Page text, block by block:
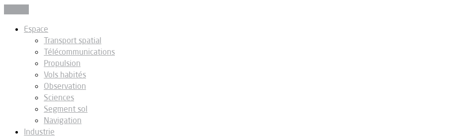
Espace
Transport spatial
Télécommunications
Propulsion
Vols habités
Observation
Sciences
Segment sol
Navigation
Industrie